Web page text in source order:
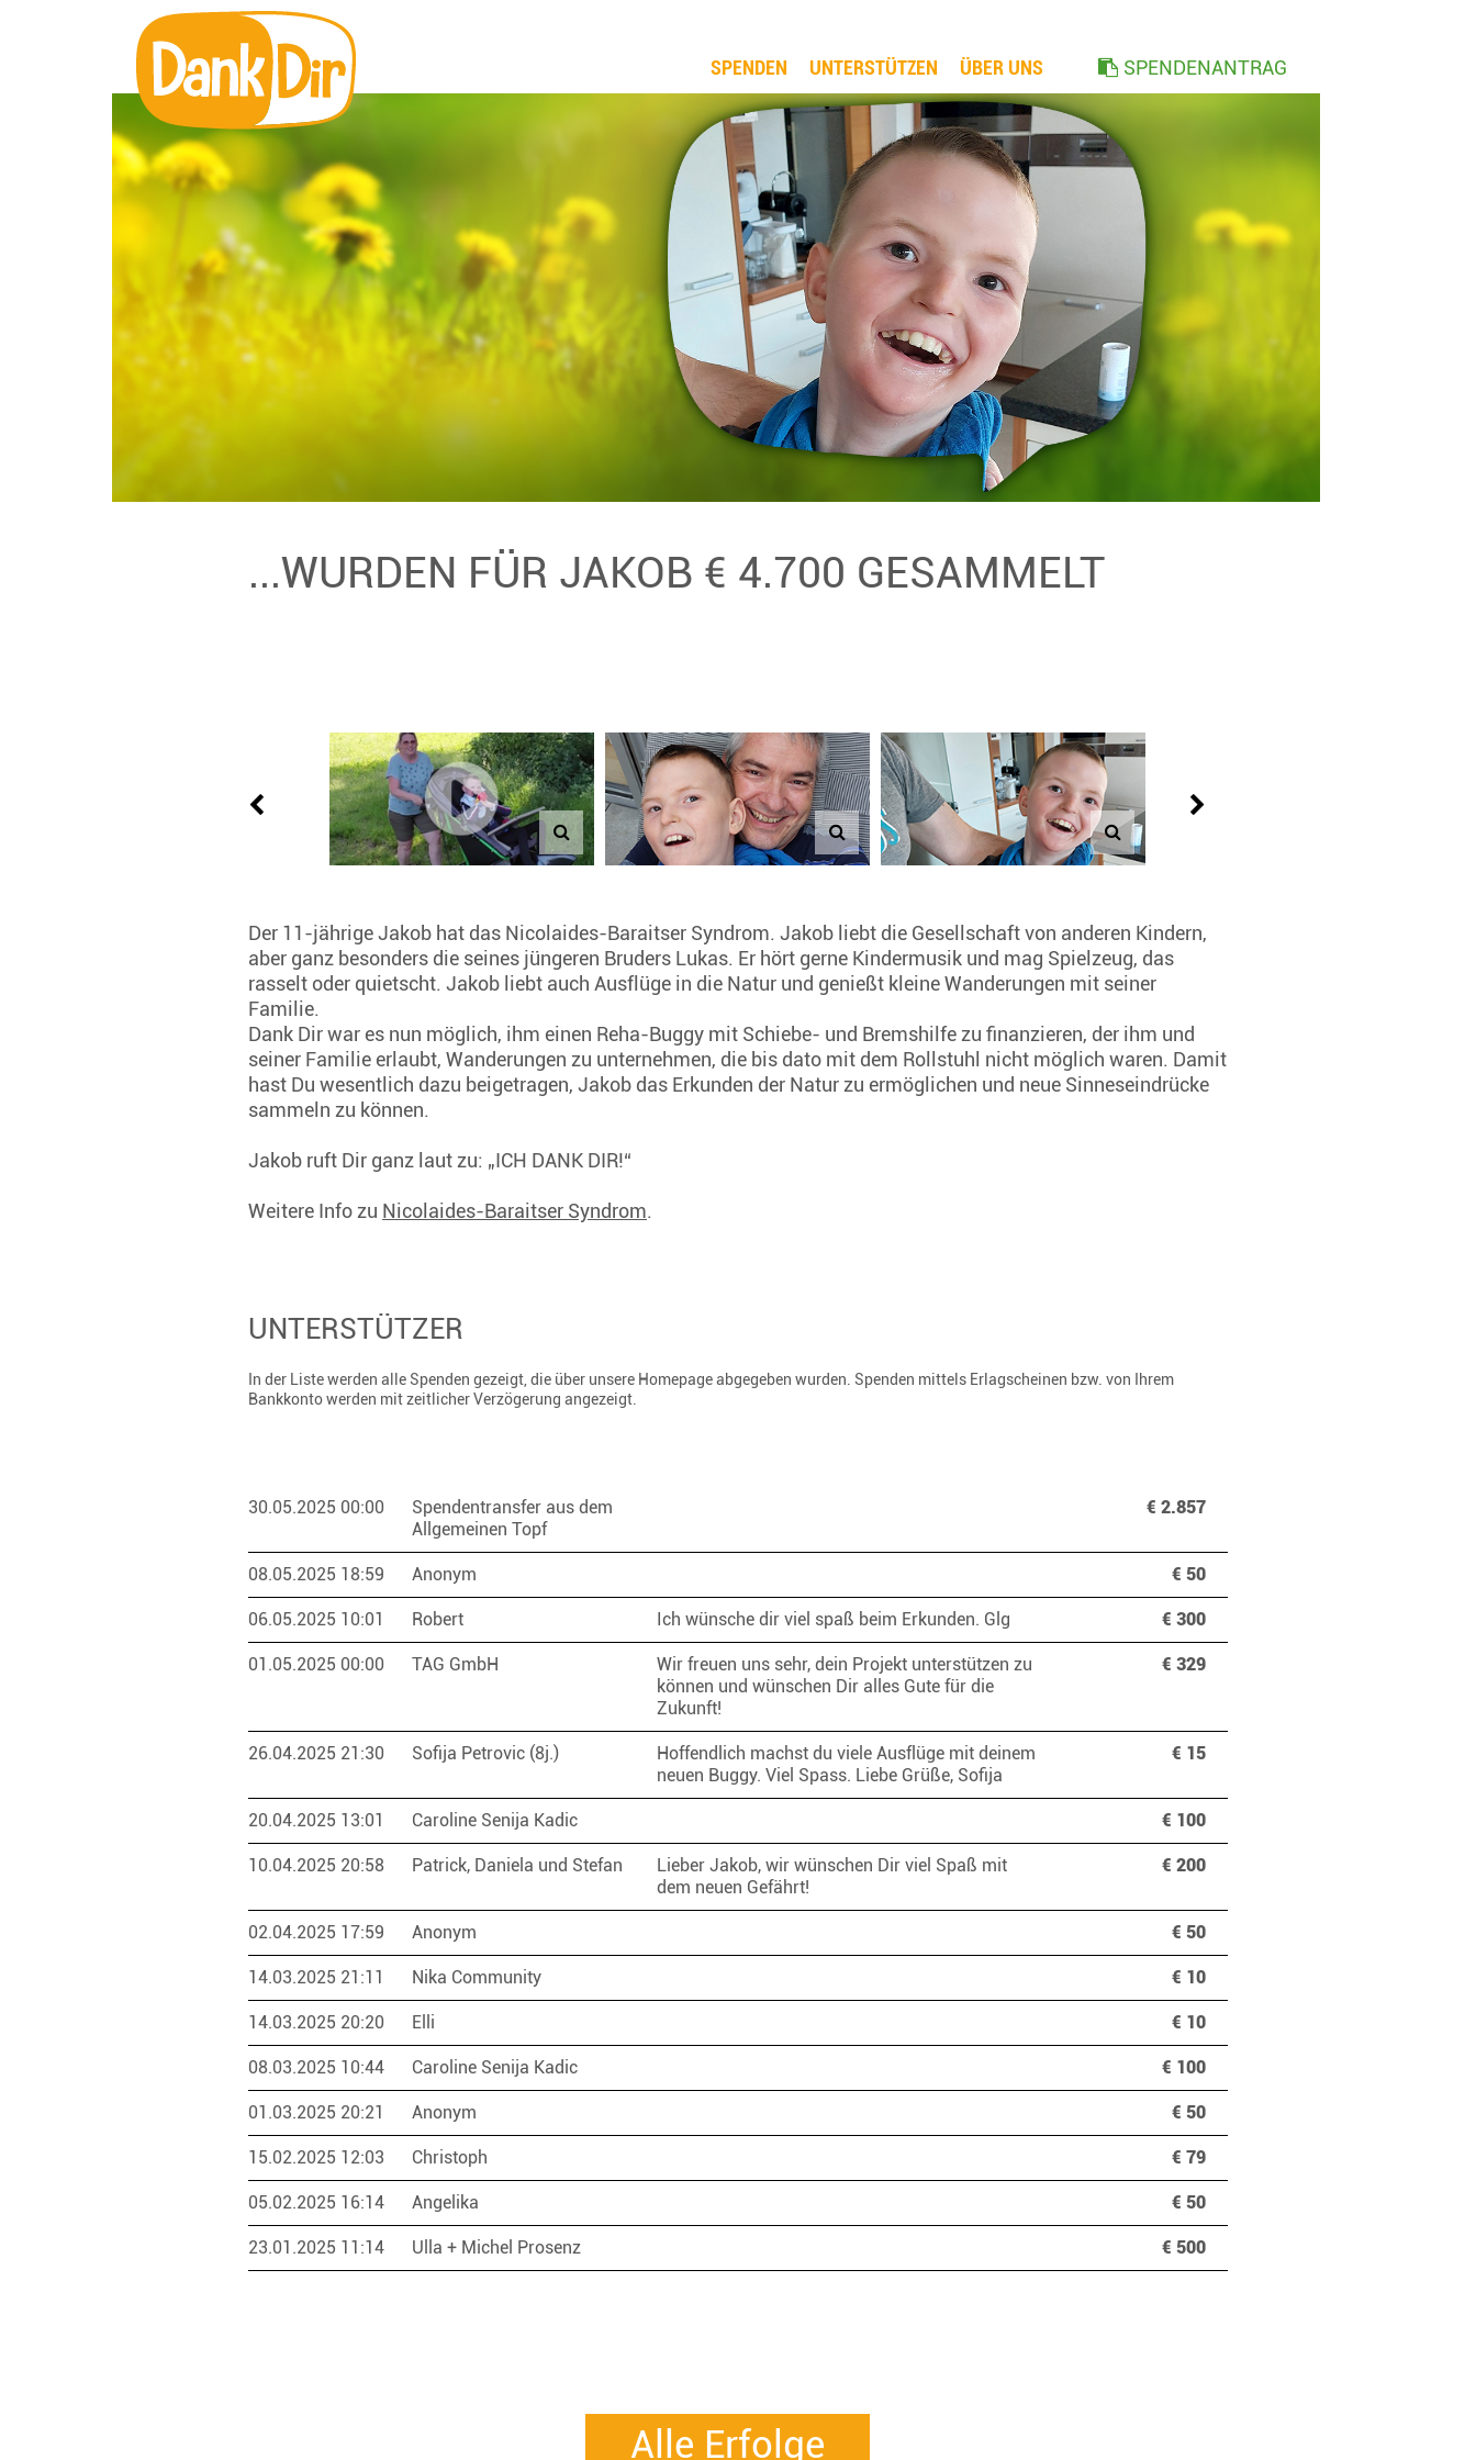
SPENDEN UNTERSTÜTZEN ÜBER UNS SPENDENANTRAG
...WURDEN FÜR JAKOB € 4.700 GESAMMELT
Der 11-jährige Jakob hat das Nicolaides-Baraitser Syndrom. Jakob liebt die Gesellschaft von anderen Kindern,
aber ganz besonders die seines jüngeren Bruders Lukas. Er hört gerne Kindermusik und mag Spielzeug, das
rasselt oder quietscht. Jakob liebt auch Ausflüge in die Natur und genießt kleine Wanderungen mit seiner
Familie.
Dank Dir war es nun möglich, ihm einen Reha-Buggy mit Schiebe- und Bremshilfe zu finanzieren, der ihm und
seiner Familie erlaubt, Wanderungen zu unternehmen, die bis dato mit dem Rollstuhl nicht möglich waren. Damit
hast Du wesentlich dazu beigetragen, Jakob das Erkunden der Natur zu ermöglichen und neue Sinneseindrücke
sammeln zu können.
Jakob ruft Dir ganz laut zu: „ICH DANK DIR!“
Weitere Info zu Nicolaides-Baraitser Syndrom.
UNTERSTÜTZER
In der Liste werden alle Spenden gezeigt, die über unsere Homepage abgegeben wurden. Spenden mittels Erlagscheinen bzw. von Ihrem
Bankkonto werden mit zeitlicher Verzögerung angezeigt.
30.05.2025 00:00
Spendentransfer aus dem
Allgemeinen Topf
€ 2.857
08.05.2025 18:59 Anonym € 50
06.05.2025 10:01 Robert € 300
Ich wünsche dir viel spaß beim Erkunden. Glg
01.05.2025 00:00 TAG GmbH € 329
Wir freuen uns sehr, dein Projekt unterstützen zu
können und wünschen Dir alles Gute für die
Zukunft!
26.04.2025 21:30 Sofija Petrovic (8j.) € 15
Hoffendlich machst du viele Ausflüge mit deinem
neuen Buggy. Viel Spass. Liebe Grüße, Sofija
20.04.2025 13:01 Caroline Senija Kadic € 100
10.04.2025 20:58 Patrick, Daniela und Stefan € 200
Lieber Jakob, wir wünschen Dir viel Spaß mit
dem neuen Gefährt!
02.04.2025 17:59 Anonym € 50
14.03.2025 21:11 Nika Community € 10
14.03.2025 20:20 Elli € 10
08.03.2025 10:44 Caroline Senija Kadic € 100
01.03.2025 20:21 Anonym € 50
15.02.2025 12:03 Christoph € 79
05.02.2025 16:14 Angelika € 50
23.01.2025 11:14 Ulla + Michel Prosenz € 500
Alle Erfolge